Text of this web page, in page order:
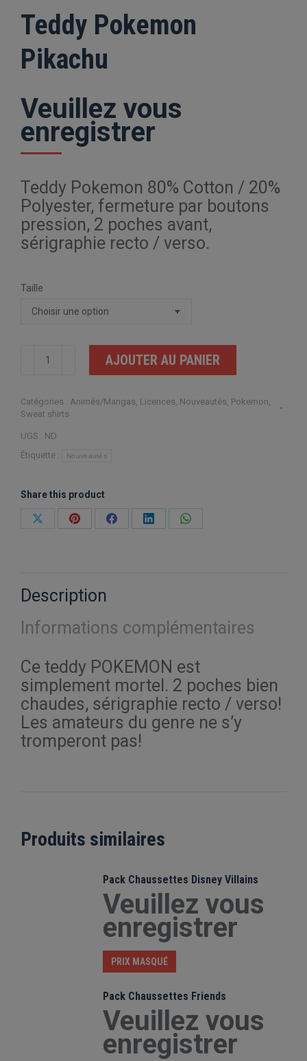
Teddy Pokemon
Pikachu
Veuillez vous
enregistrer
Teddy Pokemon 80% Cotton / 20%
Polyester, fermeture par boutons
pression, 2 poches avant,
sérigraphie recto / verso.
Taille
quantité
Pokemon
AJOUTER AU PANIER
Catégories : Animés/Mangas Licences Nouveautés Pokemon
Sweat shirts
UGS : ND
Étiquette :
Nouveautés
Share this product
PartagerPartagerPartagerPartagerPartager
Description
Informations complémentaires
Ce teddy POKEMON est
simplement mortel. 2 poches bien
chaudes, sérigraphie recto / verso!
Les amateurs du genre ne s’y
tromperont pas!
Produits similaires
Pack Chaussettes Disney Villains
Veuillez vous
enregistrer
PRIX MASQUÉ
Pack Chaussettes Friends
Veuillez vous
enregistrer